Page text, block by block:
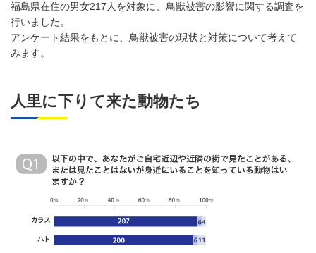
福島県在住の男女217人を対象に、鳥獣被害の影響に関する調査を
行いました。
アンケート結果をもとに、鳥獣被害の現状と対策について考えて
みます。
人里に下りて来た動物たち